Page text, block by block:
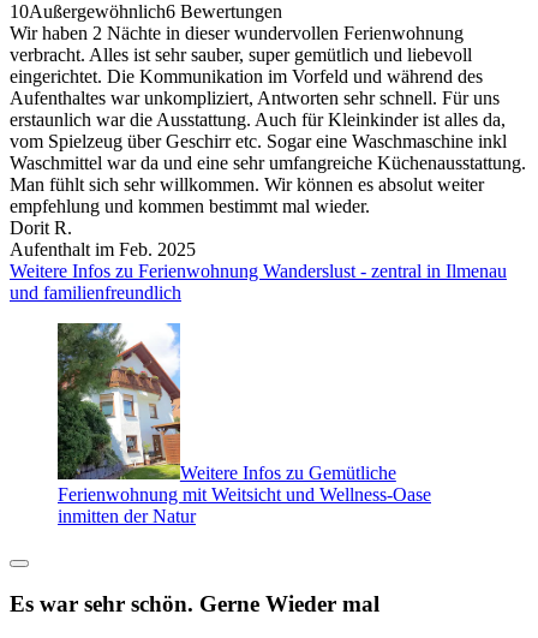
10Außergewöhnlich6 Bewertungen
Wir haben 2 Nächte in dieser wundervollen Ferienwohnung
verbracht. Alles ist sehr sauber, super gemütlich und liebevoll
eingerichtet. Die Kommunikation im Vorfeld und während des
Aufenthaltes war unkompliziert, Antworten sehr schnell. Für uns
erstaunlich war die Ausstattung. Auch für Kleinkinder ist alles da,
vom Spielzeug über Geschirr etc. Sogar eine Waschmaschine inkl
Waschmittel war da und eine sehr umfangreiche Küchenausstattung.
Man fühlt sich sehr willkommen. Wir können es absolut weiter
empfehlung und kommen bestimmt mal wieder.
Dorit R.
Aufenthalt im Feb. 2025
Weitere Infos zu Ferienwohnung Wanderslust - zentral in Ilmenau
und familienfreundlich
Weitere Infos zu Gemütliche
Ferienwohnung mit Weitsicht und Wellness-Oase
inmitten der Natur
Es war sehr schön. Gerne Wieder mal